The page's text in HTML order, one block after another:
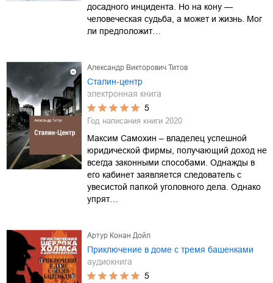
досадного инцидента. Но на кону —
человеческая судьба, а может и жизнь. Мог
ли предположит…
Александр Викторович Титов
Сталин-центр
электронная книга
5
Год написания книги 2020
Максим Самохин – владелец успешной
юридической фирмы, получающий доход не
всегда законными способами. Однажды в
его кабинет заявляется следователь с
увесистой папкой уголовного дела. Однако
упрят…
Артур Конан Дойл
Приключение в доме с тремя башенками
аудиокнига
5